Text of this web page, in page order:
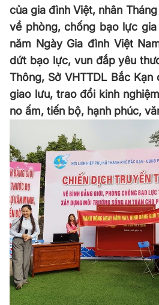
của gia đình Việt, nhân
về phòng, chống bạo lực
năm Ngày Gia đình Việt
dứt bạo lực, vun đắp yêu
Thông, Sở VHTTDL Bắc
giao lưu, trao đổi kinh
no ấm, tiến bộ, hạnh phúc,